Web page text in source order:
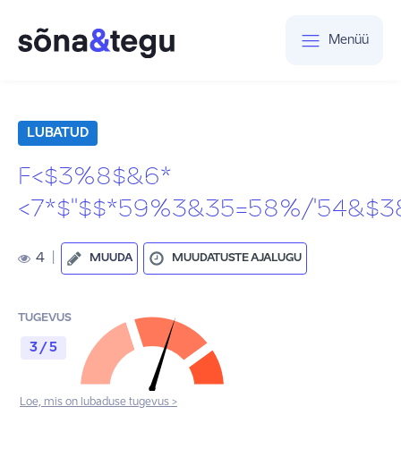
Menüü
LUBATUD
F<$3%8$&6*
<7*$''$$*59%3&35=58%/
4 MUUDA MUUDATUSTE AJALUGU
TUGEVUS
3 / 5
Loe, mis on lubaduse tugevus >